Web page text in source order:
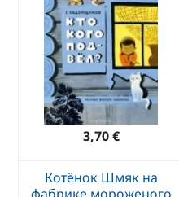
3,70 €
Котёнок Шмяк на